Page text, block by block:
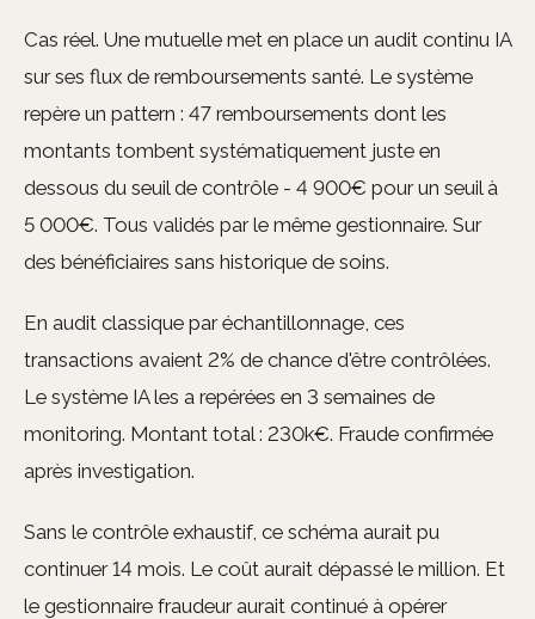
Cas réel. Une mutuelle met en place un audit continu IA
sur ses flux de remboursements santé. Le système
repère un pattern : 47 remboursements dont les
montants tombent systématiquement juste en
dessous du seuil de contrôle - 4 900€ pour un seuil à
5 000€. Tous validés par le même gestionnaire. Sur
des bénéficiaires sans historique de soins.
En audit classique par échantillonnage, ces
transactions avaient 2% de chance d'être contrôlées.
Le système IA les a repérées en 3 semaines de
monitoring. Montant total : 230k€. Fraude confirmée
après investigation.
Sans le contrôle exhaustif, ce schéma aurait pu
continuer 14 mois. Le coût aurait dépassé le million. Et
le gestionnaire fraudeur aurait continué à opérer